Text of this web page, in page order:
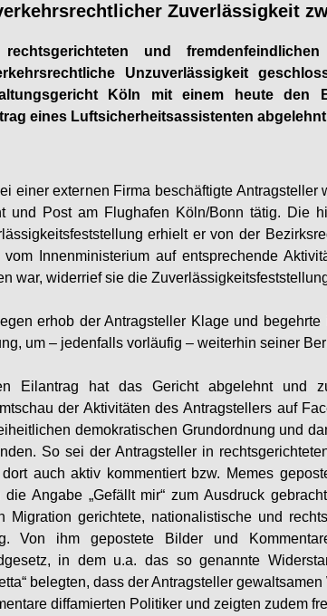
Zuverlässigkeit
und
Unzuverlässigkeit
Köln mit einem heute den
eines Luftsicherheitsassistenten
einer externen Firma beschäftigte
und Post am Flughafen Köln/Bonn tätig. Die
erhielt er von der
vom Innenministerium auf entsprechende
war, widerrief sie die
erhob der Antragsteller Klage und
um – jedenfalls vorläufig – weiterhin seiner
Eilantrag hat das Gericht abgelehnt und
der Aktivitäten des Antragstellers auf
demokratischen Grundordnung und
So sei der Antragsteller in
dort auch aktiv kommentiert bzw. Memes
die Angabe „Gefällt mir“ zum Ausdruck
Migration gerichtete, nationalistische und
Von ihm gepostete Bilder und
in dem u.a. das so genannte
belegten, dass der Antragsteller
diffamierten Politiker und zeigten zudem